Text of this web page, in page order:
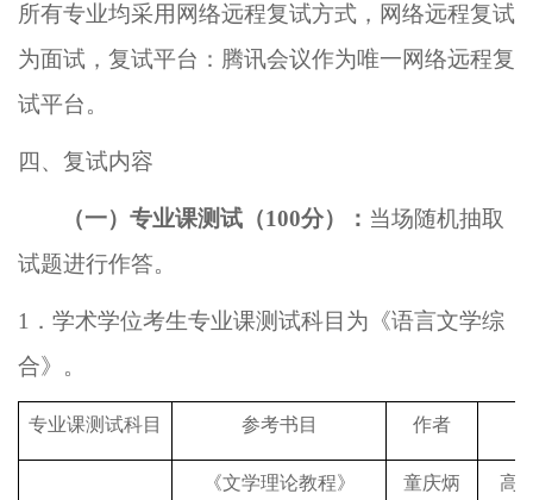
所有专业均采用网络远程复试方式，网络远程复试
为面试，复试平台：腾讯会议作为唯一网络远程复
试平台。
四、 复试内容
（一） 专业课测试（100分） ： 当场随机抽取
试题进行作答。
1 ． 学术学位考生专业课测试科目为《语言文学综
合》。
专业课测试科目 参考书目 作者
《文学理论教程》 童庆炳 高